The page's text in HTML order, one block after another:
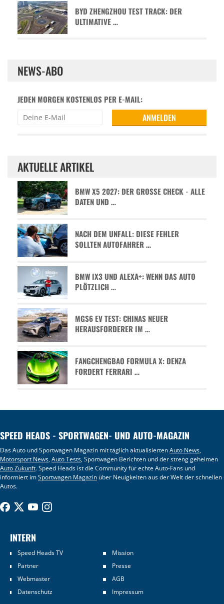
BYD ZHENGZHOU TEST TRACK: DER
ULTIMATIVE …
NEWS-ABO
JEDEN MORGEN KOSTENLOS PER E-MAIL:
AKTUELLE ARTIKEL
BMW X5 2027: DER GROSSE CHECK - ALLE D
ATEN UND …
NACH DEM UNFALL: DIESE FEHLER
SOLLTEN AUTOFAHRER …
BMW IX3 UND ALEXA+: WENN DAS AUTO
PLÖTZLICH …
MGS6 EV TEST: CHINAS NEUER
HERAUSFORDERER IM …
FANGCHENGBAO FORMULA X: DENZA
FORDERT FERRARI …
SPEED HEADS - SPORTWAGEN- UND AUTO-MAGAZIN
Das Auto und Sportwagen Magazin mit täglich aktualisiertenAuto News,
Motorsport News,Auto Tests, Sportwagen Berichten und der streng geheimen
Auto Zukunft. Speed Heads ist die Community für echte Auto-Fans und
informiert imSportwagen Magazin über Neuigkeiten aus der Welt der schnellen
Autos.
INTERN
Speed Heads TV
Mission
Partner
Presse
Webmaster
AGB
Datenschutz
Impressum